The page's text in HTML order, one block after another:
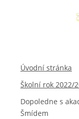
Úvodní stránka
Školní rok 2022/
Dopoledne s
Šmídem